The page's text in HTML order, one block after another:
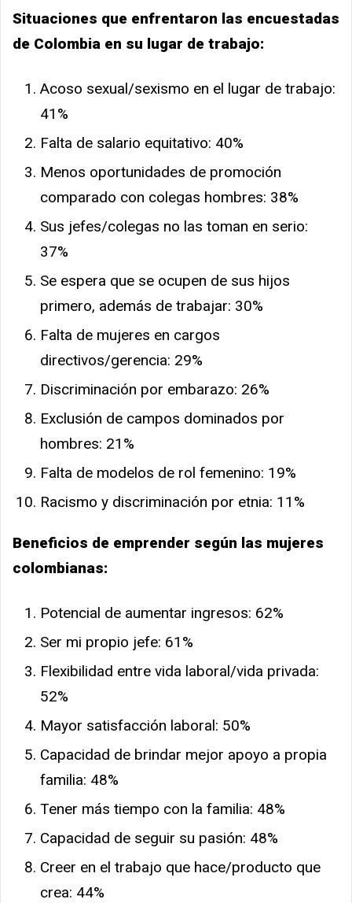
Situaciones que enfrentaron las encuestadas
de Colombia en su lugar de trabajo:
Acoso sexual/sexismo en el lugar de trabajo:
41%
Falta de salario equitativo: 40%
Menos oportunidades de promoción
comparado con colegas hombres: 38%
Sus jefes/colegas no las toman en serio:
37%
Se espera que se ocupen de sus hijos
primero, además de trabajar: 30%
Falta de mujeres en cargos
directivos/gerencia: 29%
Discriminación por embarazo: 26%
Exclusión de campos dominados por
hombres: 21%
Falta de modelos de rol femenino: 19%
Racismo y discriminación por etnia: 11%
Beneficios de emprender según las mujeres
colombianas:
Potencial de aumentar ingresos: 62%
Ser mi propio jefe: 61%
Flexibilidad entre vida laboral/vida privada:
52%
Mayor satisfacción laboral: 50%
Capacidad de brindar mejor apoyo a propia
familia: 48%
Tener más tiempo con la familia: 48%
Capacidad de seguir su pasión: 48%
Creer en el trabajo que hace/producto que
crea: 44%